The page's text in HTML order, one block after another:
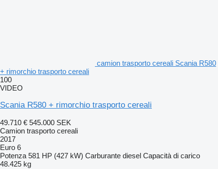
camion trasporto cereali Scania R580
+ rimorchio trasporto cereali
100
VIDEO
Scania R580 + rimorchio trasporto cereali
49.710 € 545.000 SEK
Camion trasporto cereali
2017
Euro 6
Potenza 581 HP (427 kW) Carburante diesel Capacità di carico
48.425 kg